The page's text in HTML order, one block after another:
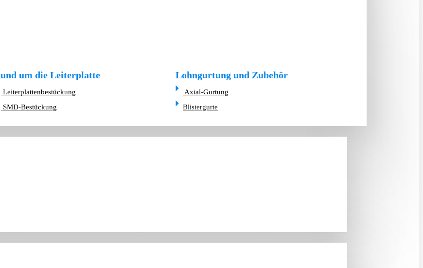
um die Leiterplatte
Leiterplattenbestückung
SMD-Bestückung
Lohngurtung und Zubehör
Axial-Gurtung
Blistergurte